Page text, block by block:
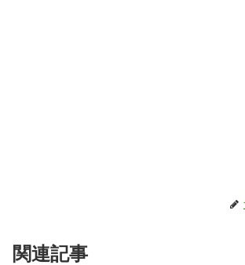
関連記事